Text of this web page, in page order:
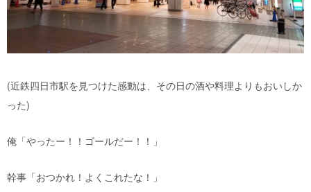
(近鉄四日市駅を見つけた感動は、その日の酒や料理よりもおいしか
った)
俺「やったー！！ゴールだー！！」
幹事「おつかれ！よくこれたな！」